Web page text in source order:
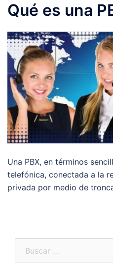
Qué es una
Una PBX, en términos
telefónica, conectada a la
privada por medio de